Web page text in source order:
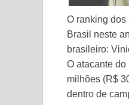
O ranking dos
Brasil neste
brasileiro:
O atacante
milhões (R$
dentro de